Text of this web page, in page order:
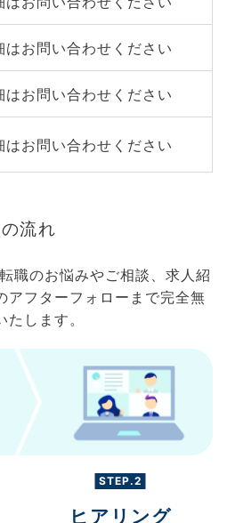
はお問い合わせください
はお問い合わせください
はお問い合わせください
流れ
職のお悩みやご相談、求人紹
アフターフォローまで完全無
します。
STEP.2
ヒアリング